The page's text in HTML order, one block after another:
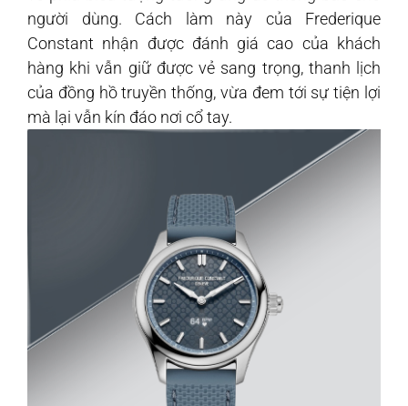
người dùng. Cách làm này của Frederique
Constant nhận được đánh giá cao của khách
hàng khi vẫn giữ được vẻ sang trọng, thanh lịch
của đồng hồ truyền thống, vừa đem tới sự tiện lợi
mà lại vẫn kín đáo nơi cổ tay.